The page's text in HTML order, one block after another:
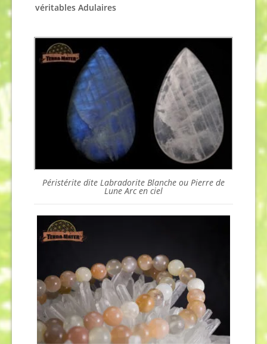
véritables Adulaires
Péristérite dite Labradorite Blanche ou Pierre de
Lune Arc en ciel